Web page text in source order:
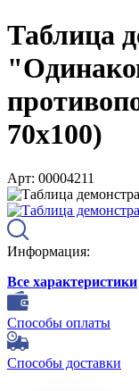
Таблица
70x100)
Арт: 00004211
Информация:
Все характеристики
Способы оплаты
Способы доставки